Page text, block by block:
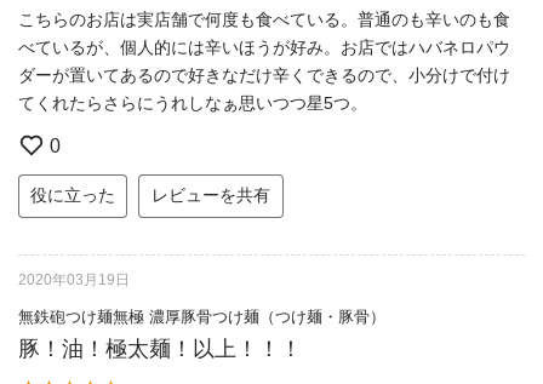
こちらのお店は実店舗で何度も食べている。普通のも辛いのも食
べているが、個人的には辛いほうが好み。お店ではハバネロパウ
ダーが置いてあるので好きなだけ辛くできるので、小分けで付け
てくれたらさらにうれしなぁ思いつつ星5つ。
0
役に立った レビューを共有
2020年03月19日
無鉄砲つけ麺無極 濃厚豚骨つけ麺（つけ麺・豚骨）
豚！油！極太麺！以上！！！